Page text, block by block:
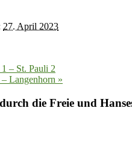
27. April 2023
– St. Pauli 2
Langenhorn »
die Freie und